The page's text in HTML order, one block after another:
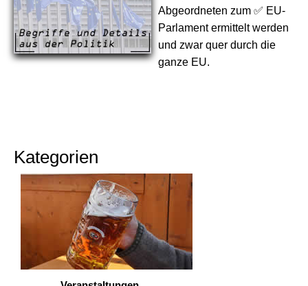
Abgeordneten zum ✅ EU-
Parlament ermittelt werden
und zwar quer durch die
ganze EU.
Kategorien